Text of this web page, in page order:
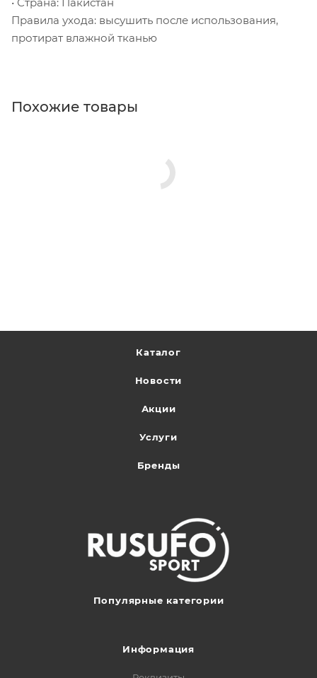
Правила ухода: высушить после использования,
протират влажной тканью
Похожие товары
Каталог
Новости
Акции
Услуги
Бренды
Популярные категории
Информация